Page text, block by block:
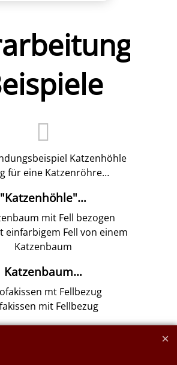
für eine Katzenröhre…
"Katzenhöhle"…
einfarbigem Fell von einem
Katzenbaum
Katzenbaum…
mit Fellbezug
Sofakissen…